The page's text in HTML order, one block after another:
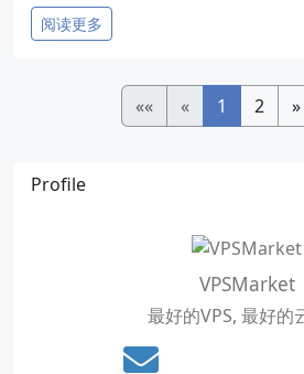
阅读更多
«« « 1 2 »
Profile
VPSMarket
最好的VPS, 最好的